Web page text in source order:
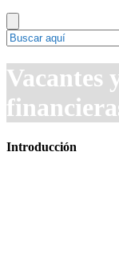
Vacantes
Introducción